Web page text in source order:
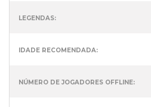
LEGENDAS:
IDADE RECOMENDADA:
NÚMERO DE JOGADORES OFFLINE: